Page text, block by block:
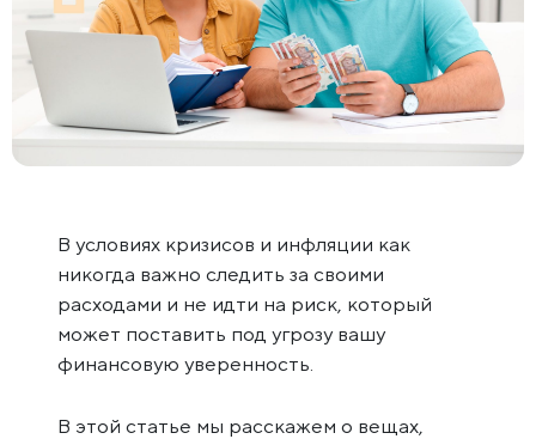
В условиях кризисов и инфляции как
никогда важно следить за своими
расходами и не идти на риск, который
может поставить под угрозу вашу
финансовую уверенность.
В этой статье мы расскажем о вещах,